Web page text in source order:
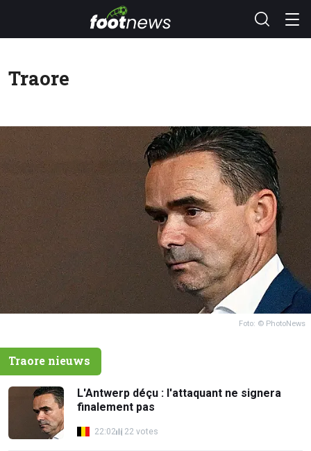
Traore
Foto: © PhotoNews
Traore nieuws
L'Antwerp déçu : l'attaquant ne signera
finalement pas
22:02 22 votes